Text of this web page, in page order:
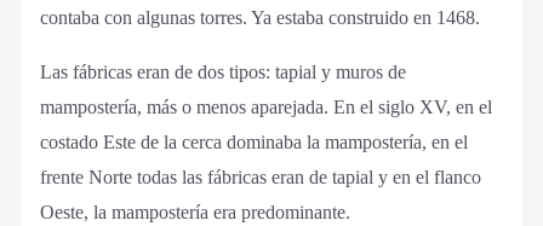
contaba con algunas torres. Ya estaba construido en 1468.
Las fábricas eran de dos tipos: tapial y muros de
mampostería, más o menos aparejada. En el siglo XV, en el
costado Este de la cerca dominaba la mampostería, en el
frente Norte todas las fábricas eran de tapial y en el flanco
Oeste, la mampostería era predominante.